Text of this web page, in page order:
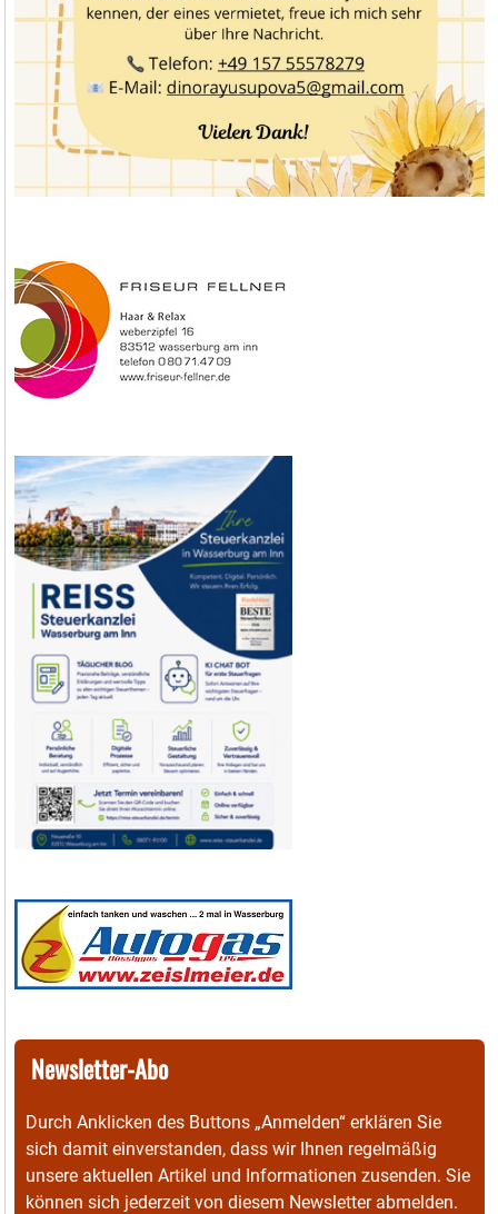
Newsletter-Abo
Durch Anklicken des Buttons „Anmelden“ erklären Sie
sich damit einverstanden, dass wir Ihnen regelmäßig
unsere aktuellen Artikel und Informationen zusenden. Sie
können sich jederzeit von diesem Newsletter abmelden.